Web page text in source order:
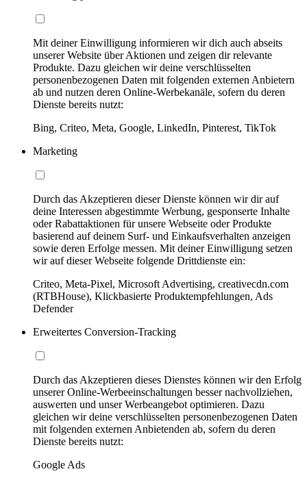
Mit deiner Einwilligung informieren wir dich auch abseits
unserer Website über Aktionen und zeigen dir relevante
Produkte. Dazu gleichen wir deine verschlüsselten
personenbezogenen Daten mit folgenden externen Anbietern
ab und nutzen deren Online-Werbekanäle, sofern du deren
Dienste bereits nutzt:
Bing, Criteo, Meta, Google, LinkedIn, Pinterest, TikTok
Marketing
Durch das Akzeptieren dieser Dienste können wir dir auf
deine Interessen abgestimmte Werbung, gesponserte Inhalte
oder Rabattaktionen für unsere Webseite oder Produkte
basierend auf deinem Surf- und Einkaufsverhalten anzeigen
sowie deren Erfolge messen. Mit deiner Einwilligung setzen
wir auf dieser Webseite folgende Drittdienste ein:
Criteo, Meta-Pixel, Microsoft Advertising, creativecdn.com
(RTBHouse), Klickbasierte Produktempfehlungen, Ads
Defender
Erweitertes Conversion-Tracking
Durch das Akzeptieren dieses Dienstes können wir den Erfolg
unserer Online-Werbeeinschaltungen besser nachvollziehen,
auswerten und unser Werbeangebot optimieren. Dazu
gleichen wir deine verschlüsselten personenbezogenen Daten
mit folgenden externen Anbietenden ab, sofern du deren
Dienste bereits nutzt:
Google Ads